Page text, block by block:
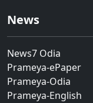
News
News7 Odia
Prameya-ePaper
Prameya-Odia
Prameya-English